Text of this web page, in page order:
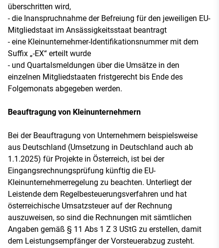
überschritten wird,
- die Inanspruchnahme der Befreiung für den jeweiligen EU-
Mitgliedstaat im Ansässigkeitsstaat beantragt
- eine Kleinunternehmer-Identifikationsnummer mit dem
Suffix „-EX“ erteilt wurde
- und Quartalsmeldungen über die Umsätze in den
einzelnen Mitgliedstaaten fristgerecht bis Ende des
Folgemonats abgegeben werden.
Beauftragung von Kleinunternehmern
Bei der Beauftragung von Unternehmern beispielsweise
aus Deutschland (Umsetzung in Deutschland auch ab
1.1.2025) für Projekte in Österreich, ist bei der
Eingangsrechnungsprüfung künftig die EU-
Kleinunternehmerregelung zu beachten. Unterliegt der
Leistende dem Regelbesteuerungsverfahren und hat
österreichische Umsatzsteuer auf der Rechnung
auszuweisen, so sind die Rechnungen mit sämtlichen
Angaben gemäß § 11 Abs 1 Z 3 UStG zu erstellen, damit
dem Leistungsempfänger der Vorsteuerabzug zusteht.